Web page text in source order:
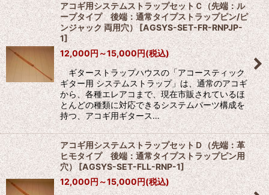
アコギ用システムストラップセットＣ（先端：ル
ープタイプ 後端：通常タイプストラップピン/ピ
ンジャック 両用穴）[AGSYS-SET-FR-RNPJP-
1]
12,000円～15,000円(税込)
ギターストラップハウスの「アコースティック
ギター用 システムストラップ」は、通常のアコギ
から、各種エレアコまで、現在市販されているほ
とんどの種類に対応できるシステムパーツ構成を
持つ、アコギ用ギタース…
アコギ用システムストラップセットＤ（先端：革
ヒモタイプ 後端：通常タイプストラップピン用
穴）[AGSYS-SET-FLL-RNP-1]
12,000円～15,000円(税込)